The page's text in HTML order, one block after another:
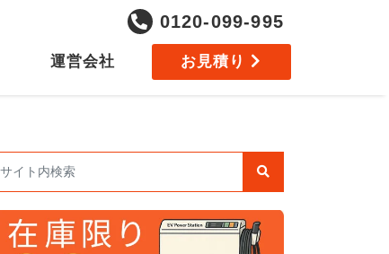
0120-099-995
運営会社 お見積り
索: